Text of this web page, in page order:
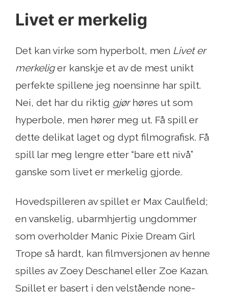
Livet er merkelig
Det kan virke som hyperbolt, men Livet er
merkeliger kanskje et av de mest unikt
perfekte spillene jeg noensinne har spilt.
Nei, det har du riktig gjørhøres ut som
hyperbole, men hører meg ut. Få spill er
dette delikat laget og dypt filmografisk. Få
spill lar meg lengre etter “bare ett nivå”
ganske som livet er merkelig gjorde.
Hovedspilleren av spillet er Max Caulfield;
en vanskelig, ubarmhjertig ungdommer
som overholder Manic Pixie Dream Girl
Trope så hardt, kan filmversjonen av henne
spilles av Zoey Deschanel eller Zoe Kazan.
Spillet er basert i den velstående none-